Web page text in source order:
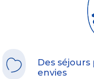
Des
envies